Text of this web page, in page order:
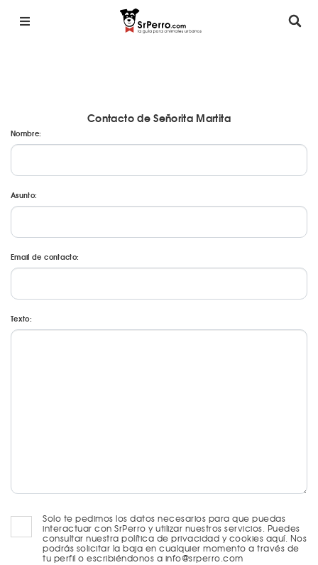
Contacto de Señorita Martita
Nombre:
Asunto:
Email de contacto:
Texto:
Solo te pedimos los datos necesarios para que puedas
interactuar con SrPerro y utilizar nuestros servicios. Puedes
consultar nuestra política de privacidad y cookies aquí. Nos
podrás solicitar la baja en cualquier momento a través de
tu perfil o escribiéndonos a info@srperro.com